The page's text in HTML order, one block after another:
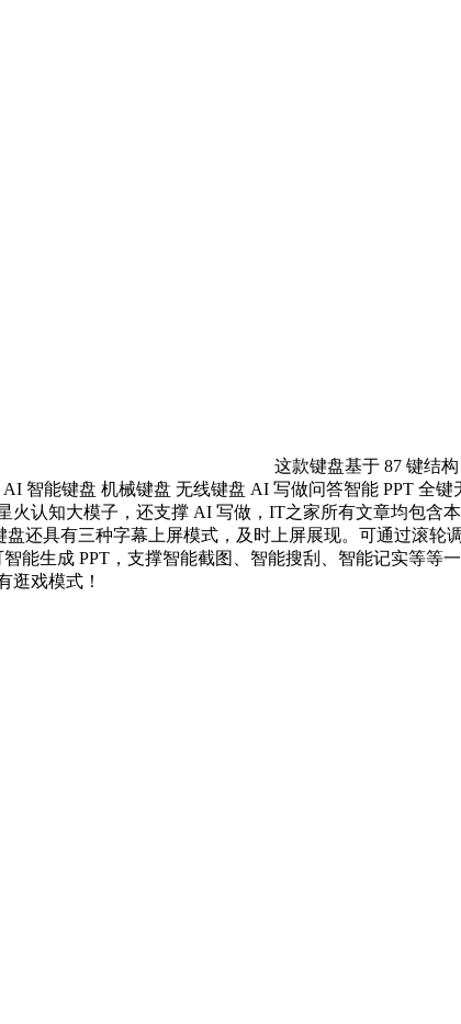
这款键盘基于 87 键结
智能键盘 机械键盘 无线键盘 AI 写做问答智能 PPT 全
认知大模子，还支撑 AI 写做，IT之家所有文章均包含
还具有三种字幕上屏模式，及时上屏展现。可通过滚轮
能生成 PPT，支撑智能截图、智能搜刮、智能记实等等
逛戏模式！